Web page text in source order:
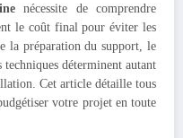
nécessite de comprendre
le coût final pour éviter les
la préparation du support, le
déterminent autant
Cet article détaille tous
votre projet en toute